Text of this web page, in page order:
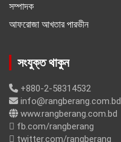
সম্পাদক
আফরোজা আখতার পারভীন
সংযুক্ত থাকুন
+880-2-58314532
info@rangberang.com.bd
www.rangberang.com.bd
fb.com/rangberang
twitter.com/rangberang